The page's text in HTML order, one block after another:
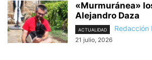
«Murmuránea»
Alejandro Daza
ACTUALIDAD Redacción
21 julio, 2026